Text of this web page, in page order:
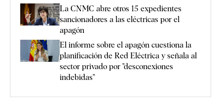
La CNMC abre otros 15 expedientes
sancionadores a las eléctricas por el
apagón
El informe sobre el apagón cuestiona la
planificación de Red Eléctrica y señala al
sector privado por "desconexiones
indebidas"